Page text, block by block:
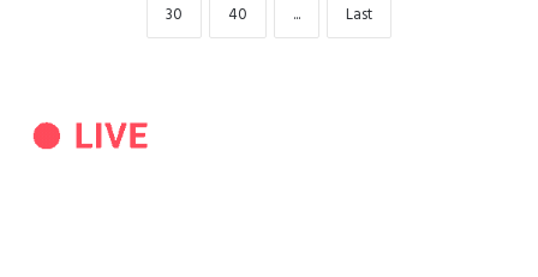
30 40 ... Last